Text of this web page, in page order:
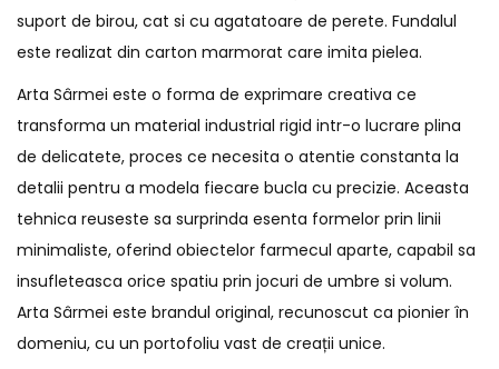
suport de birou, cat si cu agatatoare de perete. Fundalul
este realizat din carton marmorat care imita pielea.
Arta Sârmei este o forma de exprimare creativa ce
transforma un material industrial rigid intr-o lucrare plina
de delicatete, proces ce necesita o atentie constanta la
detalii pentru a modela fiecare bucla cu precizie. Aceasta
tehnica reuseste sa surprinda esenta formelor prin linii
minimaliste, oferind obiectelor farmecul aparte, capabil sa
insufleteasca orice spatiu prin jocuri de umbre si volum.
Arta Sârmei este brandul original, recunoscut ca pionier în
domeniu, cu un portofoliu vast de creații unice.